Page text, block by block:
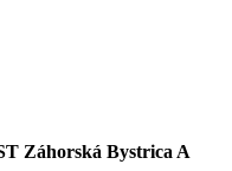
Záhorská Bystrica A